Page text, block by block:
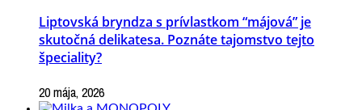
Liptovská bryndza s prívlastkom “májová” je
skutočná delikatesa. Poznáte tajomstvo tejto
špeciality?
20 mája, 2026